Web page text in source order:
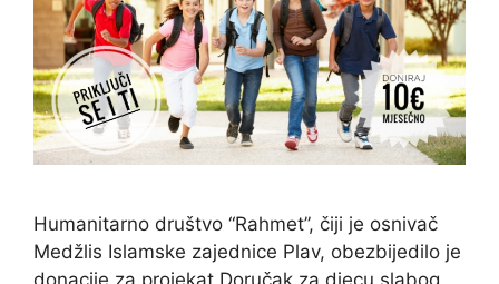
Humanitarno društvo “Rahmet”, čiji je osnivač
Medžlis Islamske zajednice Plav, obezbijedilo je
donacije za projekat Doručak za djecu slabog